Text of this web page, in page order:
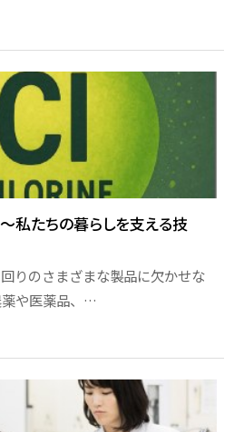
ー）
計装の保守メンテナンス ②プロセス
ライン
私たちの暮らしを支える技
りのさまざまな製品に欠かせな
薬や医薬品、…